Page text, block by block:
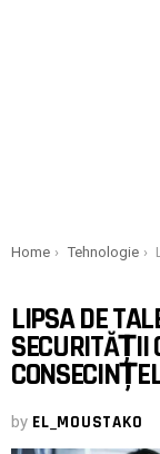
You are here:
Home Tehnologie
LIPSA DE
SECURITĂȚII
by EL_MOUSTAKO